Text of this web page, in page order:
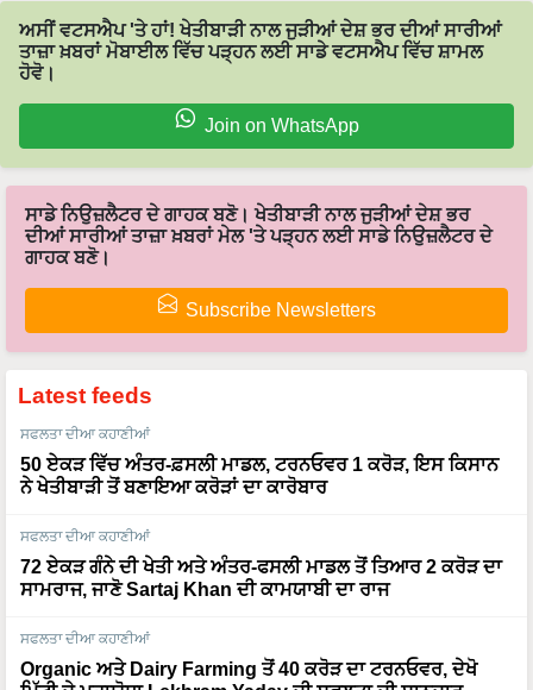
ਤਾਜ਼ਾ ਖ਼ਬਰਾਂ ਮੋਬਾਈਲ ਵਿੱਚ ਪੜ੍ਹਨ ਲਈ ਸਾਡੇ ਵਟਸਐਪ ਵਿੱਚ ਸ਼ਾਮਲ
ਹੋਵੋ।
ਦੀਆਂ ਸਾਰੀਆਂ ਤਾਜ਼ਾ ਖ਼ਬਰਾਂ ਮੇਲ 'ਤੇ ਪੜ੍ਹਨ ਲਈ ਸਾਡੇ ਨਿਉਜ਼ਲੈਟਰ ਦੇ
ਗਾਹਕ ਬਣੋ।
Latest feeds
ਸਫਲਤਾ ਦੀਆ ਕਹਾਣੀਆਂ
50 ਏਕੜ ਵਿੱਚ ਅੰਤਰ-ਫ਼ਸਲੀ ਮਾਡਲ, ਟਰਨਓਵਰ 1 ਕਰੋੜ, ਇਸ ਕਿਸਾਨ
ਨੇ ਖੇਤੀਬਾੜੀ ਤੋਂ ਬਣਾਇਆ ਕਰੋੜਾਂ ਦਾ ਕਾਰੋਬਾਰ
72 ਏਕੜ ਗੰਨੇ ਦੀ ਖੇਤੀ ਅਤੇ ਅੰਤਰ-ਫਸਲੀ ਮਾਡਲ ਤੋਂ ਤਿਆਰ 2 ਕਰੋੜ ਦਾ
ਸਾਮਰਾਜ, ਜਾਣੋ Sartaj Khan ਦੀ ਕਾਮਯਾਬੀ ਦਾ ਰਾਜ
ਸਫਲਤਾ ਦੀਆ ਕਹਾਣੀਆਂ
Organic ਅਤੇ Dairy Farming ਤੋਂ 40 ਕਰੋੜ ਦਾ ਟਰਨਓਵਰ, ਦੇਖੋ
ਮਿੱਟੀ ਦੇ ਮਹਾਯੋਧਾ Lekhram Yadav ਦੀ ਸਫਲਤਾ ਦੀ ਸ਼ਾਨਦਾਰ
ਕਹਾਣੀ